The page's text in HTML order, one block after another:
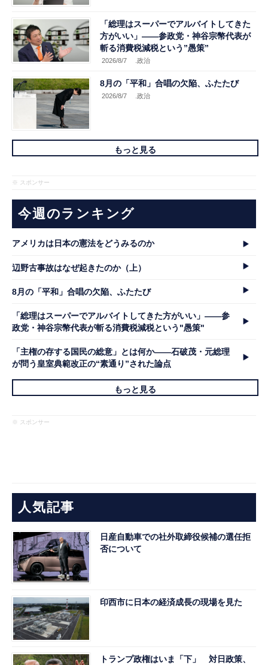
「総理はスーパーでアルバイトしてきた
方がいい」――参政党・神谷宗幣代表が
斬る消費税減税という”愚策”
2026/8/7 .政治
8月の「平和」合唱の欠陥、ふたたび
2026/8/7 .政治
もっと見る
※ スポンサー
今週のランキング
アメリカは日本の憲法をどうみるのか
辺野古事故はなぜ起きたのか（上）
8月の「平和」合唱の欠陥、ふたたび
「総理はスーパーでアルバイトしてきた方がいい」――参
政党・神谷宗幣代表が斬る消費税減税という"愚策"
「主権の存する国民の総意」とは何か――石破茂・元総理
が問う皇室典範改正の“素通り”された論点
もっと見る
※ スポンサー
人気記事
日産自動車での社外取締役候補の選任拒
否について
印西市に日本の経済成長の現場を見た
トランプ政権はいま「下」 対日政策、